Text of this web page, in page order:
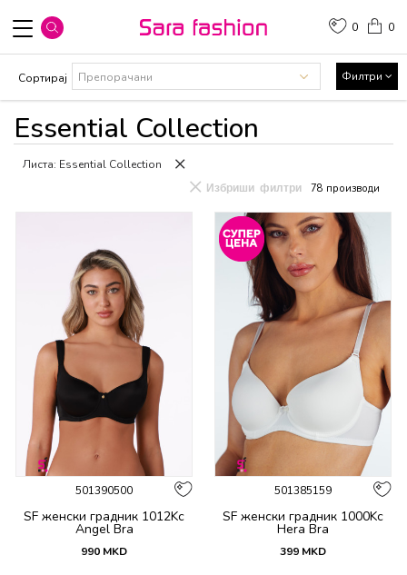
0
0
Essential Collection
Сортирај Филтри
Листа: Essential Collection
78 производи
Избриши филтри
501390500
SF женски градник 1012Kc
Angel Bra
990 MKD
501385159
SF женски градник 1000Kc
Hera Bra
399 MKD